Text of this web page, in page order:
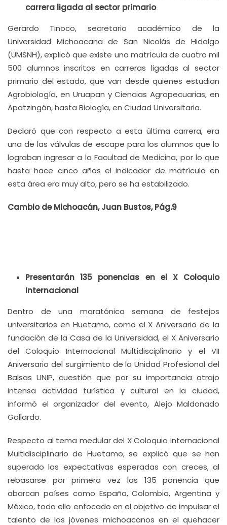
carrera ligada al sector primario
Gerardo Tinoco, secretario académico de la
Universidad Michoacana de San Nicolás de Hidalgo
(UMSNH), explicó que existe una matrícula de cuatro mil
500 alumnos inscritos en carreras ligadas al sector
primario del estado, que van desde quienes estudian
Agrobiología, en Uruapan y Ciencias Agropecuarias, en
Apatzingán, hasta Biología, en Ciudad Universitaria.
Declaró que con respecto a esta última carrera, era
una de las válvulas de escape para los alumnos que lo
lograban ingresar a la Facultad de Medicina, por lo que
hasta hace cinco años el indicador de matrícula en
esta área era muy alto, pero se ha estabilizado.
Cambio de Michoacán, Juan Bustos, Pág.9
Presentarán 135 ponencias en el X Coloquio
Internacional
Dentro de una maratónica semana de festejos
universitarios en Huetamo, como el X Aniversario de la
fundación de la Casa de la Universidad, el X Aniversario
del Coloquio Internacional Multidisciplinario y el VII
Aniversario del surgimiento de la Unidad Profesional del
Balsas UNIP, cuestión que por su importancia atrajo
intensa actividad turística y cultural en la ciudad,
informó el organizador del evento, Alejo Maldonado
Gallardo.
Respecto al tema medular del X Coloquio Internacional
Multidisciplinario de Huetamo, se explicó que se han
superado las expectativas esperadas con creces, al
rebasarse por primera vez las 135 ponencia que
abarcan países como España, Colombia, Argentina y
México, todo ello enfocado en el objetivo de impulsar el
talento de los jóvenes michoacanos en el quehacer